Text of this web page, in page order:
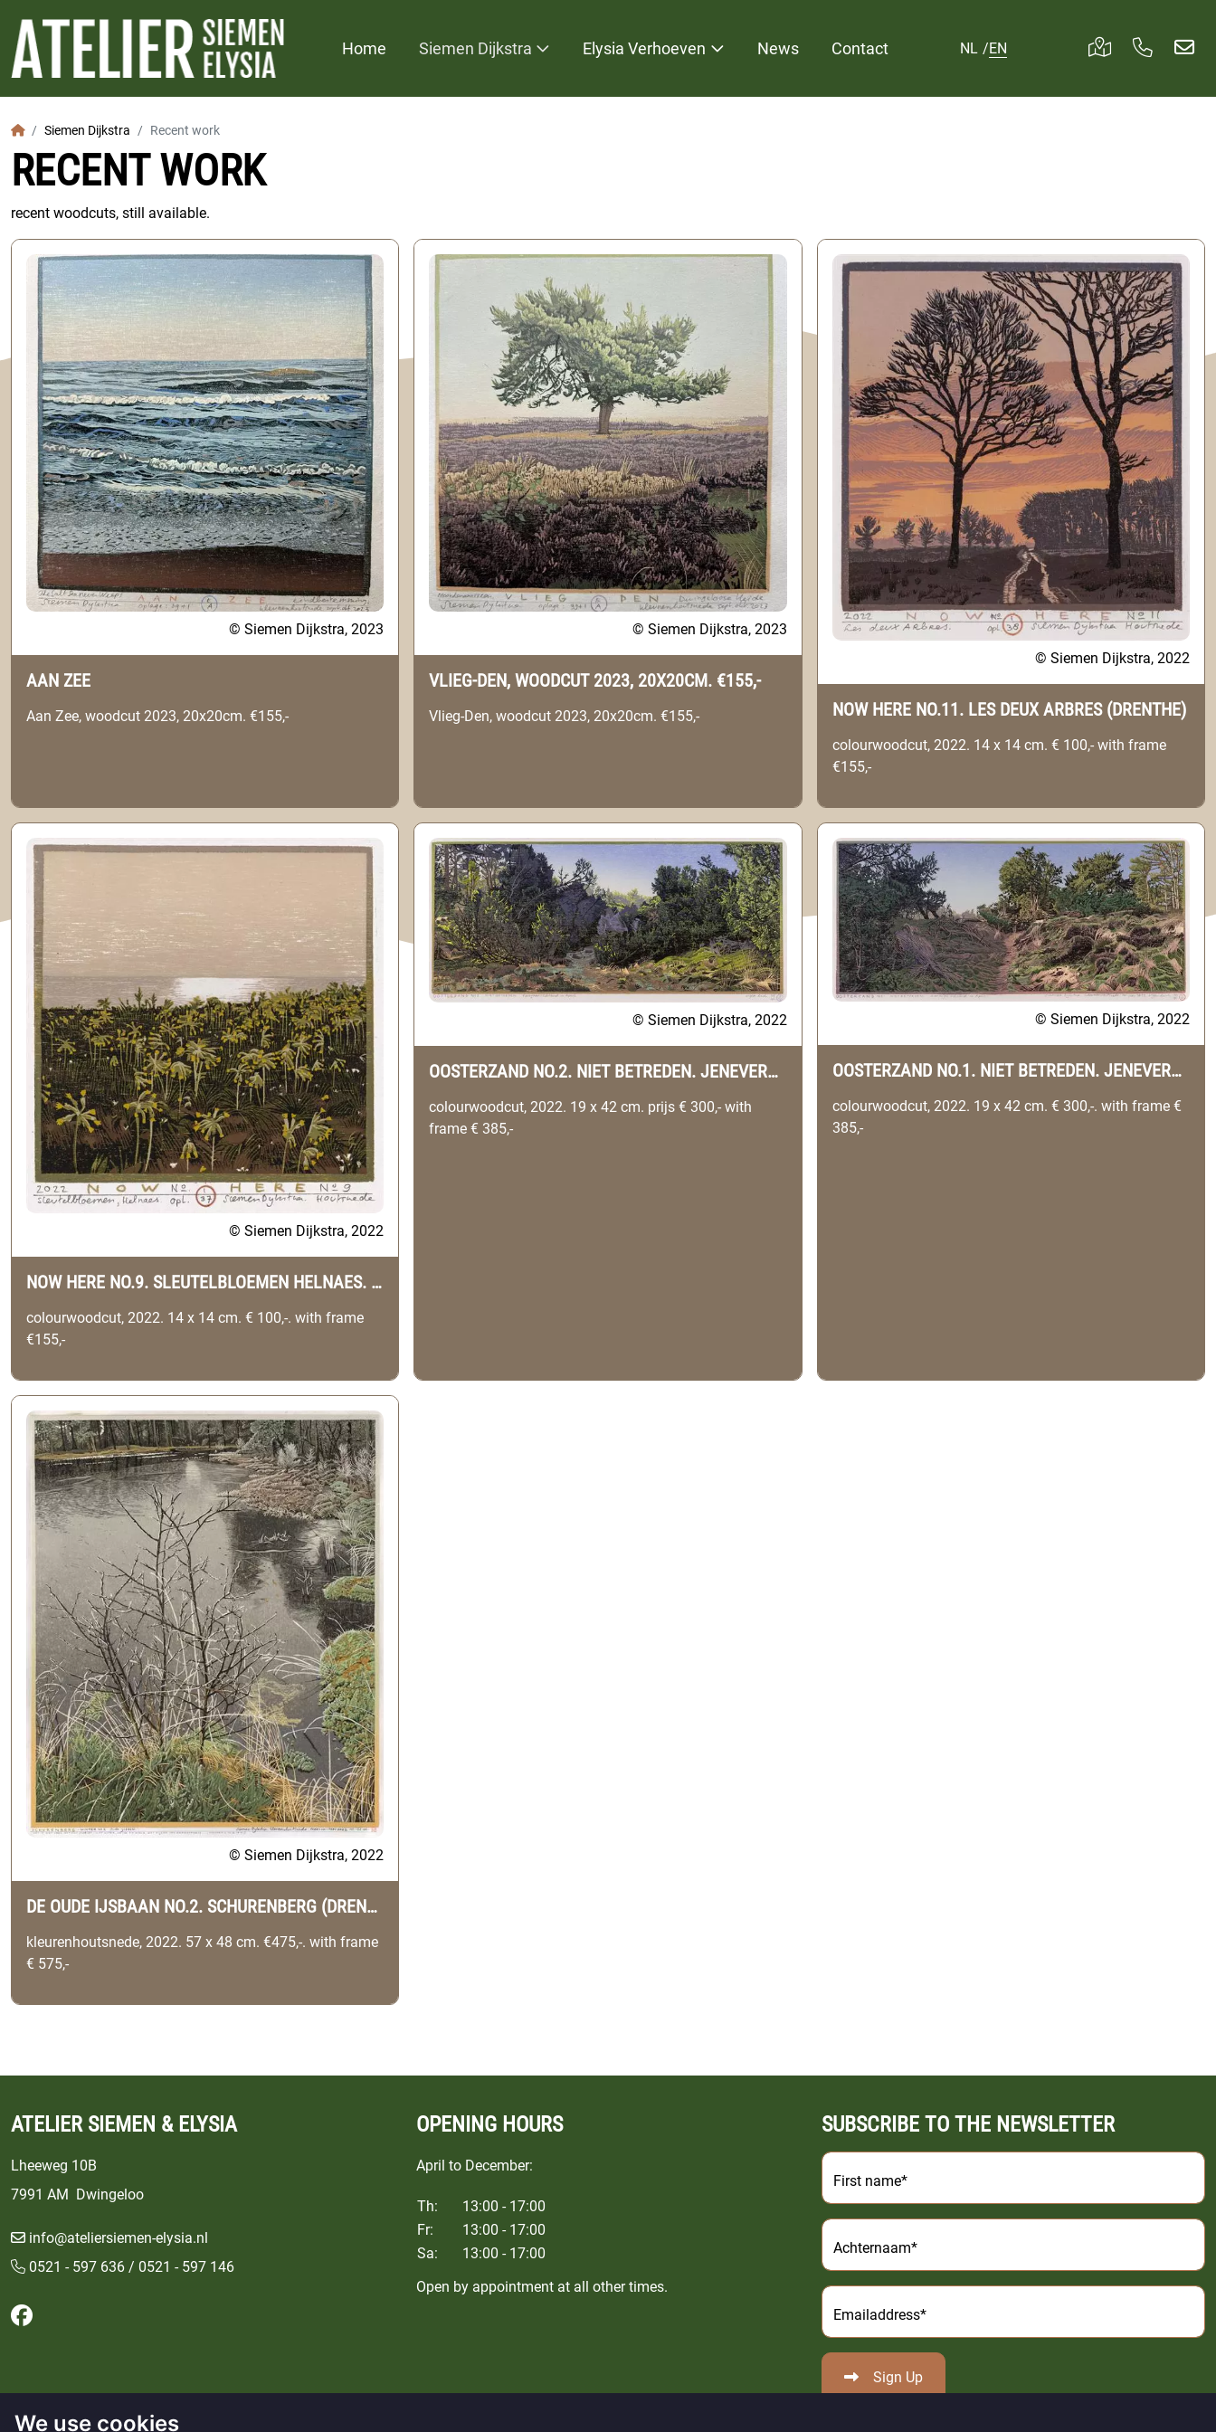
We use cookies
Home Siemen Dijkstra Elysia Verhoeven News Contact NL /EN
HomeSiemen Dijkstra Recent work
RECENT WORK
recent woodcuts, still available.
© Siemen Dijkstra, 2023
AAN ZEE
Aan Zee, woodcut 2023, 20x20cm. €155,-
© Siemen Dijkstra, 2023
VLIEG-DEN, WOODCUT 2023, 20X20CM. €155,-
Vlieg-Den, woodcut 2023, 20x20cm. €155,-
© Siemen Dijkstra, 2022
NOW HERE NO.11. LES DEUX ARBRES (DRENTHE)
colourwoodcut, 2022. 14 x 14 cm. € 100,- with frame
€155,-
© Siemen Dijkstra, 2022
NOW HERE NO.9. SLEUTELBLOEMEN HELNAES. (DENMARK)
colourwoodcut, 2022. 14 x 14 cm. € 100,-. with frame
€155,-
© Siemen Dijkstra, 2022
OOSTERZAND NO.2. NIET BETREDEN. JENEVERBES STRUWEEL, UFFELTE (DRENTHE)
colourwoodcut, 2022. 19 x 42 cm. prijs € 300,- with
frame € 385,-
© Siemen Dijkstra, 2022
OOSTERZAND NO.1. NIET BETREDEN. JENEVERBES STRUWEEL. UFFELTE (DRENTHE)
colourwoodcut, 2022. 19 x 42 cm. € 300,-. with frame €
385,-
© Siemen Dijkstra, 2022
DE OUDE IJSBAAN NO.2. SCHURENBERG (DRENTHE)
kleurenhoutsnede, 2022. 57 x 48 cm. €475,-. with frame
€ 575,-
ATELIER SIEMEN & ELYSIA
Lheeweg 10B
7991 AM Dwingeloo
info@ateliersiemen-elysia.nl
0521 - 597 636 / 0521 - 597 146
Follow us on Facebook
OPENING HOURS
April to December:
Th:
13:00 - 17:00
Fr:
13:00 - 17:00
Sa:
13:00 - 17:00
Open by appointment at all other times.
SUBSCRIBE TO THE NEWSLETTER
First name*
Achternaam*
Emailaddress*
Sign Up